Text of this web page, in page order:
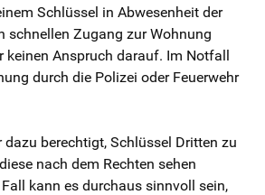
Schlüssel in Abwesenheit der
schnellen Zugang zur Wohnung
keinen Anspruch darauf. Im Notfall
durch die Polizei oder Feuerwehr
berechtigt, Schlüssel Dritten zu
nach dem Rechten sehen
kann es durchaus sinnvoll sein,